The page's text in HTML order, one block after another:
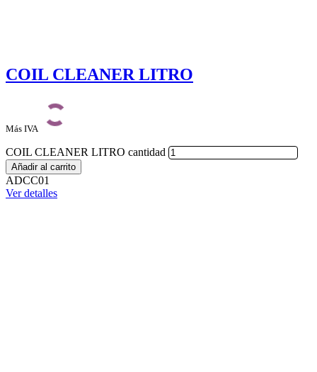
COIL CLEANER LITRO
Más IVA
COIL CLEANER LITRO cantidad
Añadir al carrito
ADCC01
Ver detalles